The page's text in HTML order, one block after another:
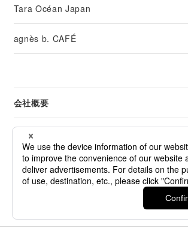
Tara Océan Japan
agnès b. CAFÉ
会社概要
リーガル
カスタマーサービス